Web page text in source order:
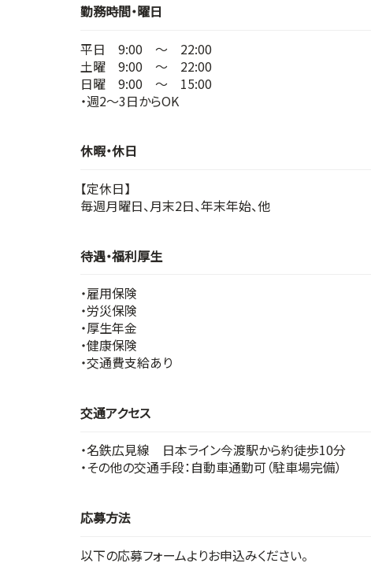
勤務時間・曜日
平日 9:00 ～ 22:00
土曜 9:00 ～ 22:00
日曜 9:00 ～ 15:00
・週2～3日からOK
休暇・休日
【定休日】
毎週月曜日、月末2日、年末年始、他
待遇・福利厚生
・雇用保険
・労災保険
・厚生年金
・健康保険
・交通費支給あり
交通アクセス
・名鉄広見線 日本ライン今渡駅から約徒歩10分
・その他の交通手段：自動車通勤可（駐車場完備）
応募方法
以下の応募フォームよりお申込みください。